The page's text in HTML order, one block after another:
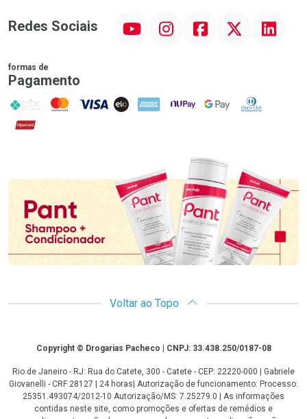
Redes Sociais InstagramFacebook Linkedin
formas de
Pagamento
PIX MasterCard
VISA ELO AMEX NuPay Google PayDiners Club
Hipercard
Promoção em Destaque
Voltar ao Topo
CopyrightCopyright © Drogarias Pacheco | CNPJ: 33.438.250/0187-08
Rio de Janeiro - RJ: Rua do Catete, 300 - Catete - CEP: 22220-000 | Gabriele
Giovanelli - CRF 28127 | 24 horas| Autorização de funcionamento: Processo:
25351.493074/2012-10 Autorização/MS: 7.25279.0 | As informações
contidas neste site, como promoções e ofertas de remédios e